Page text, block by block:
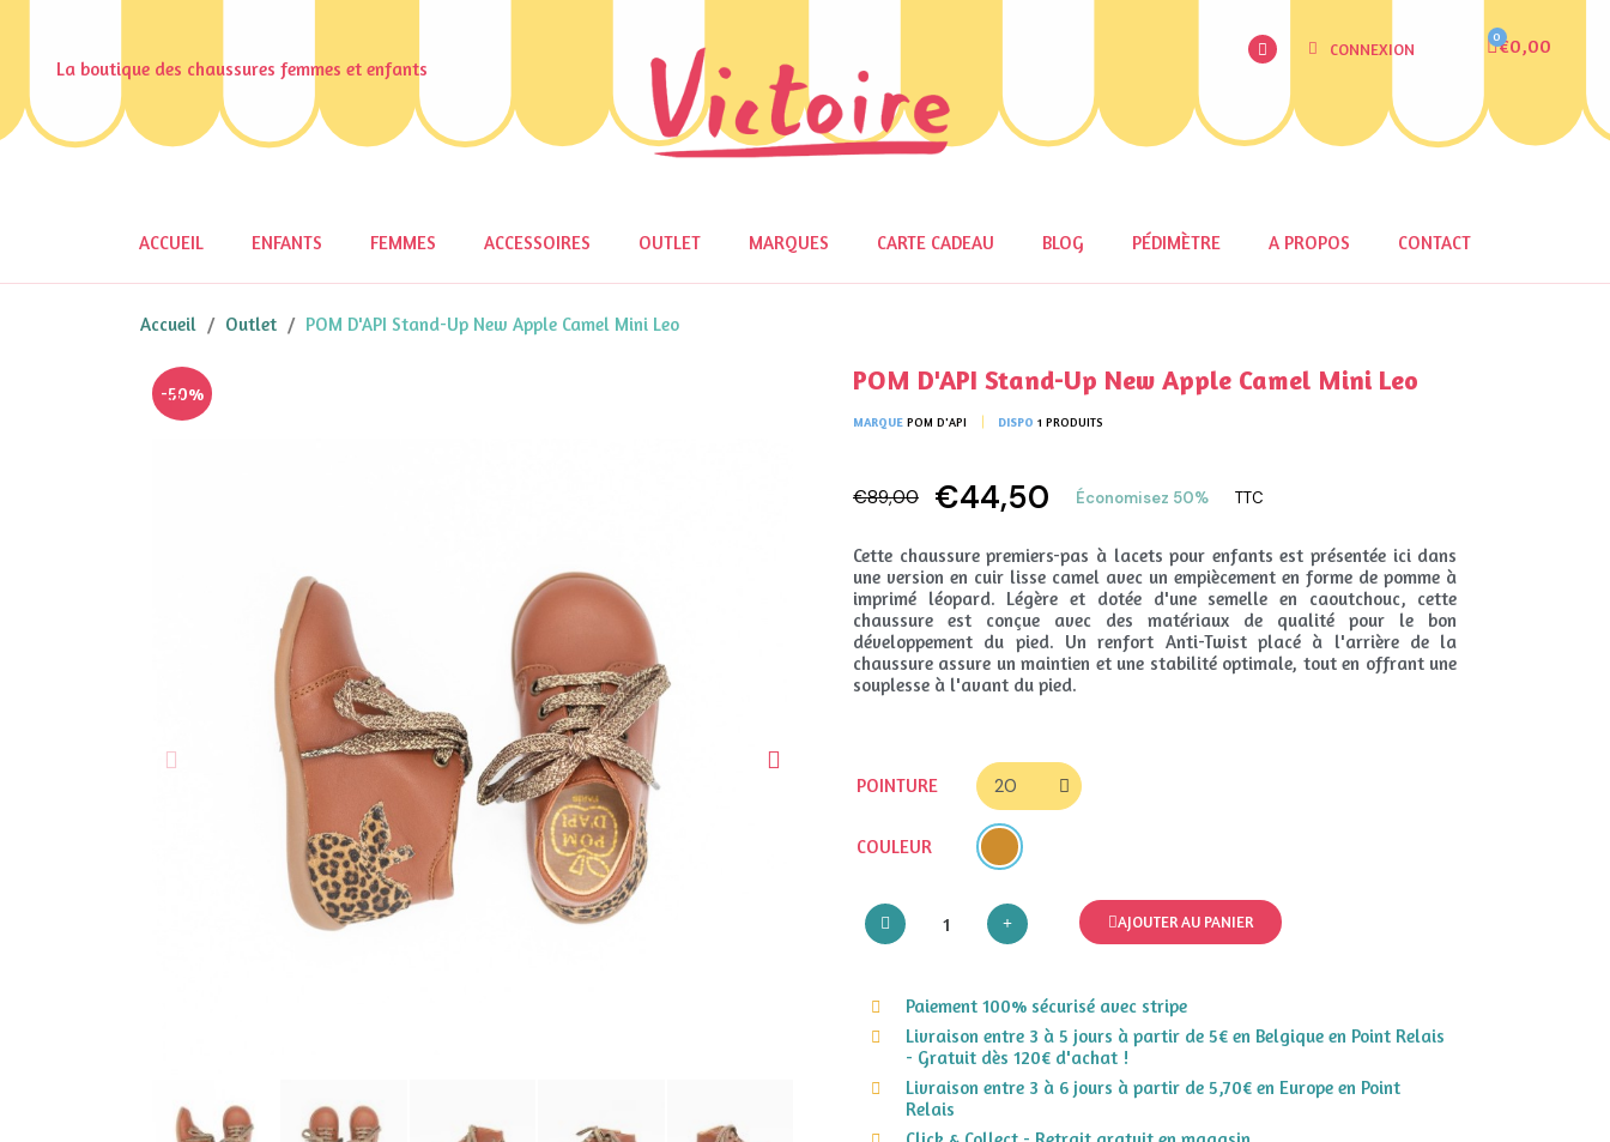
La boutique des chaussures femmes et enfants
CONNEXION €0,00
ACCUEIL ENFANTS FEMMES ACCESSOIRES OUTLET MARQUES CARTE CADEAU BLOG PÉDIMÈTRE A PROPOS CONTACT
Accueil Outlet POM D'API Stand-Up New Apple Camel Mini Leo
-50% POM D'API Stand-Up New Apple Camel Mini Leo
MARQUE POM D'API DISPO 1 PRODUITS
€89,00 €44,50 Économisez 50% TTC
Cette chaussure premiers-pas à lacets pour enfants est présentée ici dans
une version en cuir lisse camel avec un empiècement en forme de pomme à
imprimé léopard. Légère et dotée d'une semelle en caoutchouc, cette
chaussure est conçue avec des matériaux de qualité pour le bon
développement du pied. Un renfort Anti-Twist placé à l'arrière de la
chaussure assure un maintien et une stabilité optimale, tout en offrant une
souplesse à l'avant du pied.
POINTURE
COULEUR
AJOUTER AU PANIER
Paiement 100% sécurisé avec stripe
Livraison entre 3 à 5 jours à partir de 5€ en Belgique en Point Relais
- Gratuit dès 120€ d'achat !
Livraison entre 3 à 6 jours à partir de 5,70€ en Europe en Point
Relais